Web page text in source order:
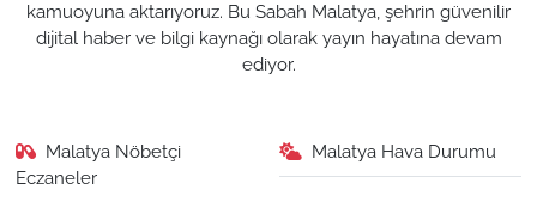
kamuoyuna aktarıyoruz. Bu Sabah Malatya, şehrin güvenilir
dijital haber ve bilgi kaynağı olarak yayın hayatına devam
ediyor.
Malatya Nöbetçi
Eczaneler
Malatya Hava Durumu